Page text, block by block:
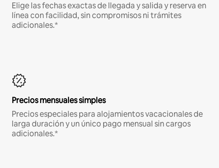
Elige las fechas exactas de llegada y salida y reserva en
línea con facilidad, sin compromisos ni trámites
adicionales.*
Precios mensuales simples
Precios especiales para alojamientos vacacionales de
larga duración y un único pago mensual sin cargos
adicionales.*